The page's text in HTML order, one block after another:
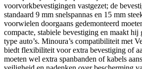
voorvorkbevestigingen vastgezet; de
standaard 9 mm snelspannas en 15 mm
voorwielen doorgaans gedemonteerd
compacte, stabiele bevestiging en maakt
type auto’s. Minoura’s compatibiliteit met
biedt flexibiliteit voor extra bevestiging of
moeten wel extra spanbanden of kabels